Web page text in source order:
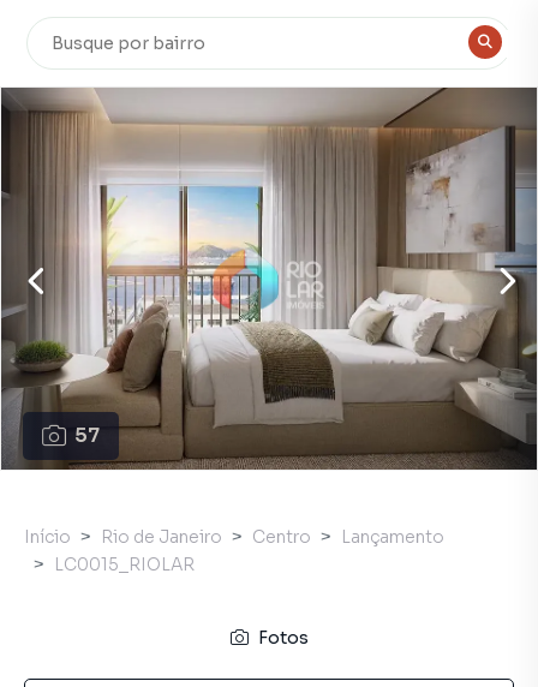
57
Início Rio de Janeiro Centro
Lançamento
LC0015_RIOLAR
Fotos